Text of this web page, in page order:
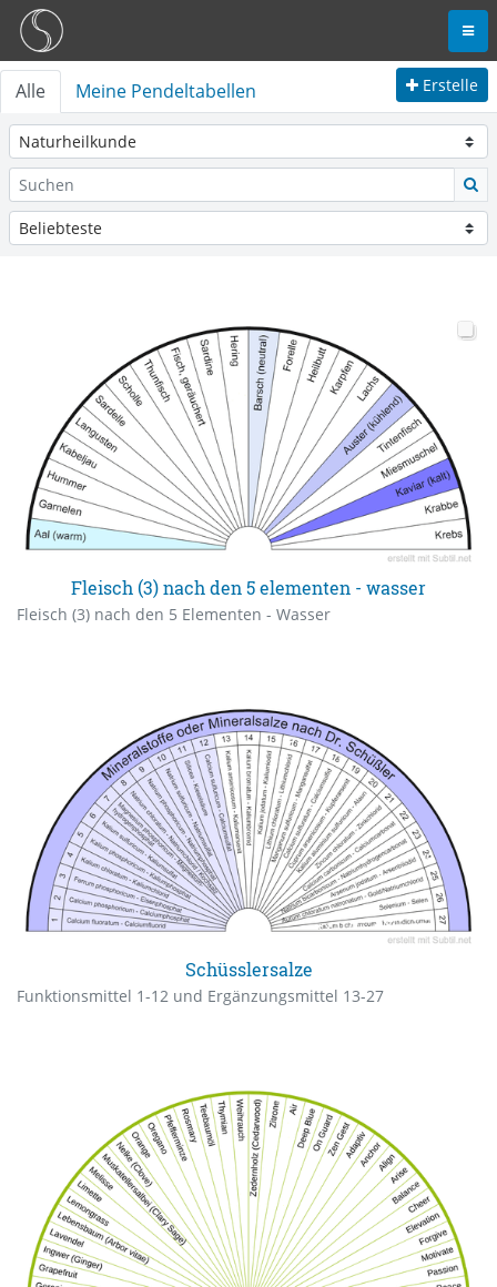
Alle Meine Pendeltabellen Erstelle
Fleisch (3) nach den 5 elementen - wasser
Fleisch (3) nach den 5 Elementen - Wasser
Schüsslersalze
Funktionsmittel 1-12 und Ergänzungsmittel 13-27